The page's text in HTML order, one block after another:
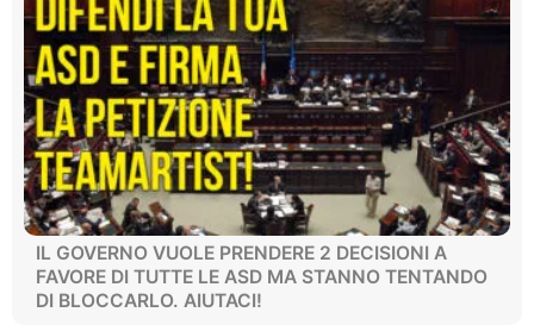
IL GOVERNO VUOLE PRENDERE 2 DECISIONI A
FAVORE DI TUTTE LE ASD MA STANNO TENTANDO
DI BLOCCARLO. AIUTACI!